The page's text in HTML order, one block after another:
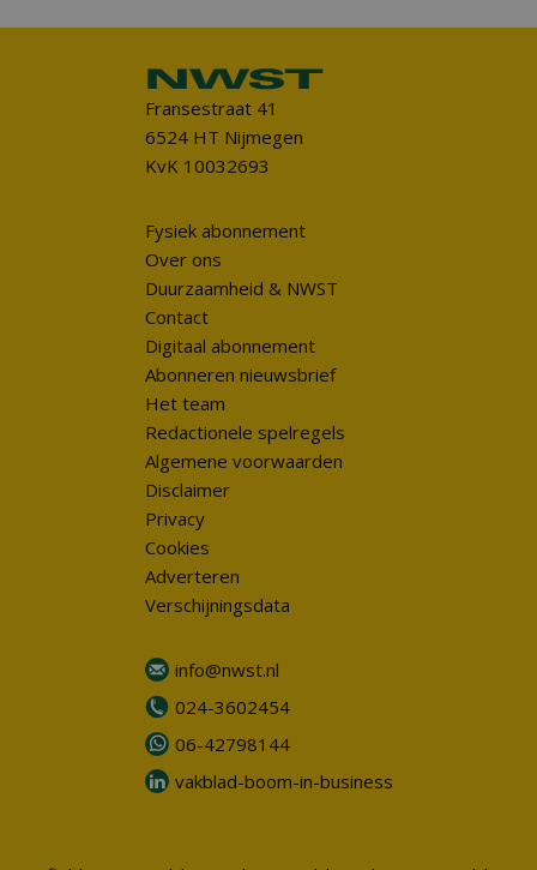
Fransestraat 41
6524 HT Nijmegen
KvK 10032693
Fysiek abonnement
Over ons
Duurzaamheid & NWST
Contact
Digitaal abonnement
Abonneren nieuwsbrief
Het team
Redactionele spelregels
Algemene voorwaarden
Disclaimer
Privacy
Cookies
Adverteren
Verschijningsdata
info@nwst.nl
024-3602454
06-42798144
vakblad-boom-in-business